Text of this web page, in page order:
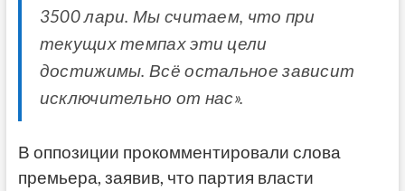
3500 лари. Мы считаем, что при
текущих темпах эти цели
достижимы. Всё остальное зависит
исключительно от нас».
В оппозиции прокомментировали слова
премьера, заявив, что партия власти